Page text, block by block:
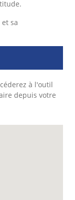
sa
à l'outil
depuis votre